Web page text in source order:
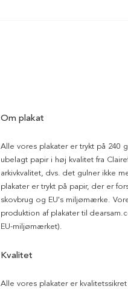
Om plakat
Alle vores plakater er trykt på 240
ubelagt papir i høj kvalitet fra
arkivkvalitet, dvs. det gulner ikke
plakater er trykt på papir, der er
skovbrug og EU's miljømærke.
produktion af plakater til
EU-miljømærket).
Kvalitet
Alle vores plakater er